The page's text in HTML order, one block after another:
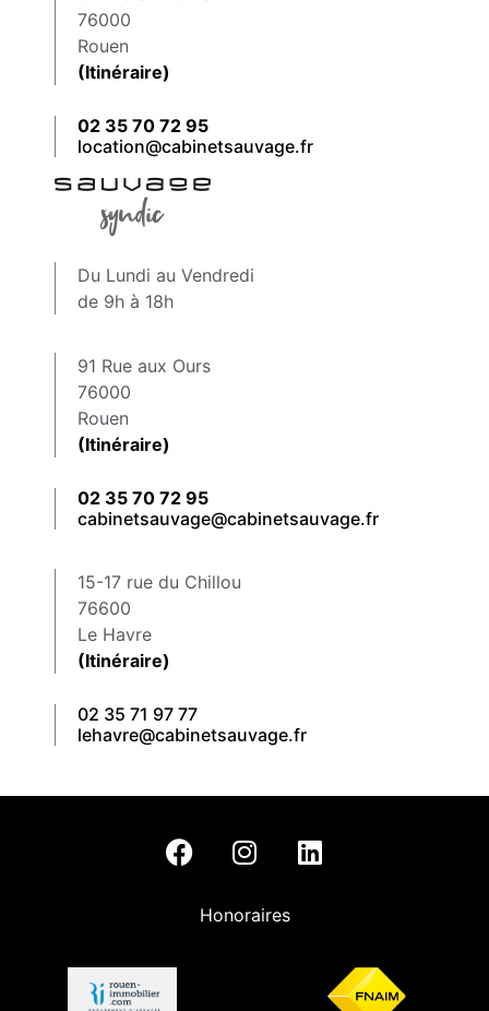
76000
Rouen
(Itinéraire)
02 35 70 72 95
location@cabinetsauvage.fr
Du Lundi au Vendredi
de 9h à 18h
91 Rue aux Ours
76000
Rouen
(Itinéraire)
02 35 70 72 95
cabinetsauvage@cabinetsauvage.fr
15-17 rue du Chillou
76600
Le Havre
(Itinéraire)
02 35 71 97 77
lehavre@cabinetsauvage.fr
Honoraires